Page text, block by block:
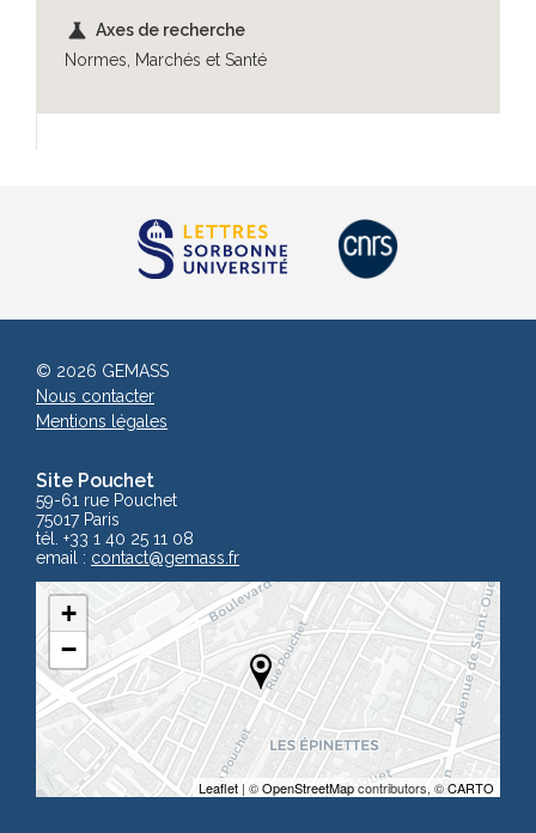
science Axes de recherche
Normes, Marchés et Santé
Site Pouchet
59-61 rue Pouchet
75017 Paris
tél. +33 1 40 25 11 08
email : contact@gemass.fr
+
−
Leaflet | ©OpenStreetMapcontributors, ©CARTO
© 2026 GEMASS
Nous contacter
Mentions légales